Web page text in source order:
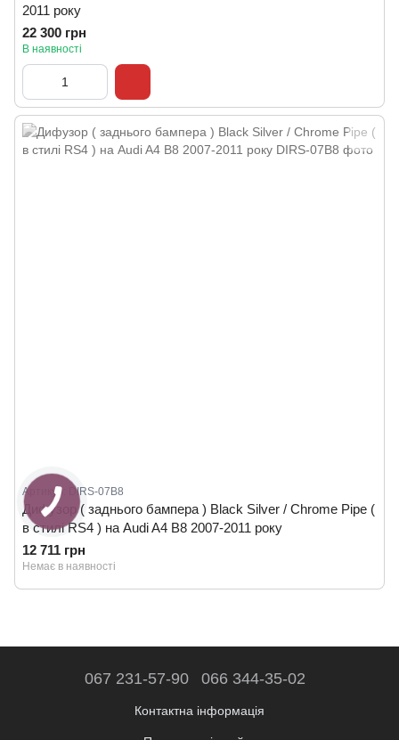
2011 року
22 300 грн
В наявності
Артикул: DIRS-07B8
Дифузор ( заднього бампера ) Black Silver / Chrome Pipe (
в стилі RS4 ) на Audi A4 B8 2007-2011 року
12 711 грн
Немає в наявності
067 231-57-90 066 344-35-02
Контактна інформація